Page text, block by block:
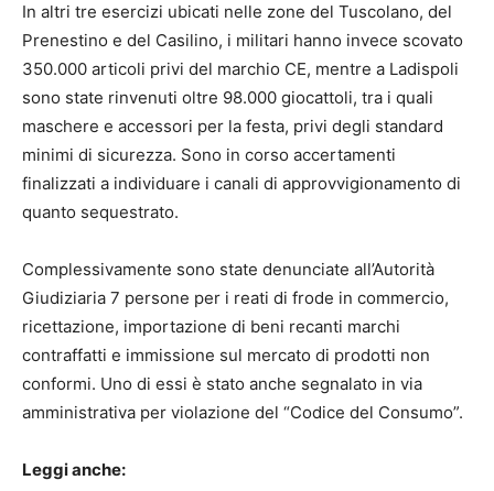
In altri tre esercizi ubicati nelle zone del Tuscolano, del
Prenestino e del Casilino, i militari hanno invece scovato
350.000 articoli privi del marchio CE, mentre a Ladispoli
sono state rinvenuti oltre 98.000 giocattoli, tra i quali
maschere e accessori per la festa, privi degli standard
minimi di sicurezza. Sono in corso accertamenti
finalizzati a individuare i canali di approvvigionamento di
quanto sequestrato.
Complessivamente sono state denunciate all’Autorità
Giudiziaria 7 persone per i reati di frode in commercio,
ricettazione, importazione di beni recanti marchi
contraffatti e immissione sul mercato di prodotti non
conformi. Uno di essi è stato anche segnalato in via
amministrativa per violazione del “Codice del Consumo”.
Leggi anche: